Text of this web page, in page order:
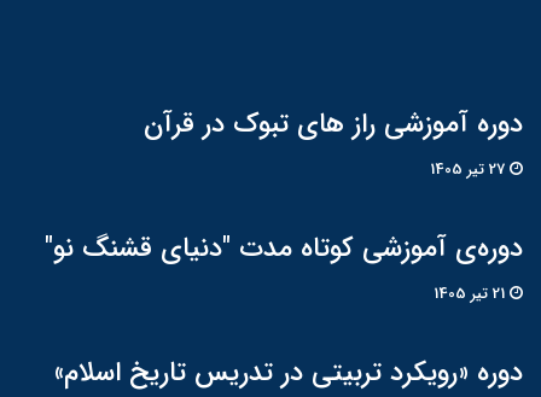
دوره آموزشی راز های تبوک در قرآن
دوره‌ی آموزشی کوتاه مدت "دنیای قشنگ نو"
دوره «رویکرد تربیتی در تدریس تاریخ اسلام»